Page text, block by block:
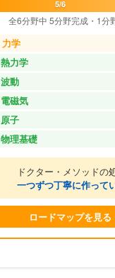
5/6
全6分野中 5分野完成・1分
力学
熱力学
波動
電磁気
原子
物理基礎
ドクター・メソッドの
一つずつ丁寧に作って
ロードマップを見